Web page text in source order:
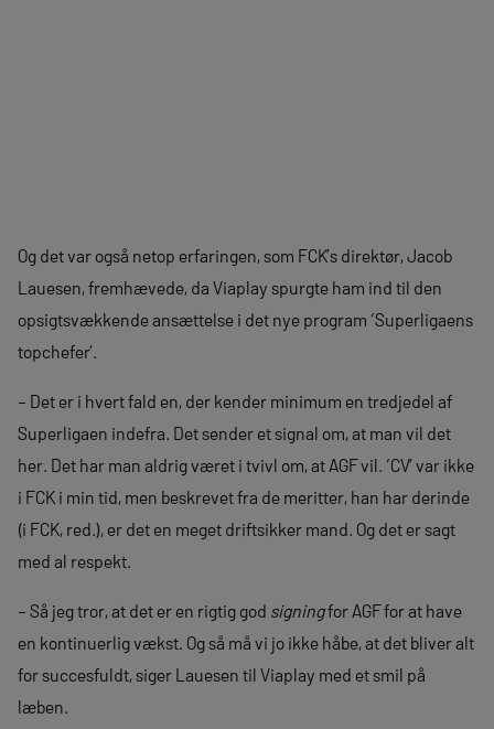
Og det var også netop erfaringen, som FCK’s direktør, Jacob
Lauesen, fremhævede, da Viaplay spurgte ham ind til den
opsigtsvækkende ansættelse i det nye program ‘Superligaens
topchefer’.
– Det er i hvert fald en, der kender minimum en tredjedel af
Superligaen indefra. Det sender et signal om, at man vil det
her. Det har man aldrig været i tvivl om, at AGF vil. ‘CV’ var ikke
i FCK i min tid, men beskrevet fra de meritter, han har derinde
(i FCK, red.), er det en meget driftsikker mand. Og det er sagt
med al respekt.
– Så jeg tror, at det er en rigtig god signingfor AGF for at have
en kontinuerlig vækst. Og så må vi jo ikke håbe, at det bliver alt
for succesfuldt, siger Lauesen til Viaplay med et smil på
læben.